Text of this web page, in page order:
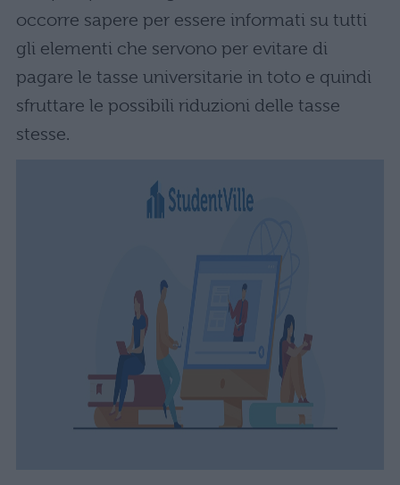
occorre sapere per essere informati su tutti
gli elementi che servono per evitare di
pagare le tasse universitarie in toto e quindi
sfruttare le possibili riduzioni delle tasse
stesse.